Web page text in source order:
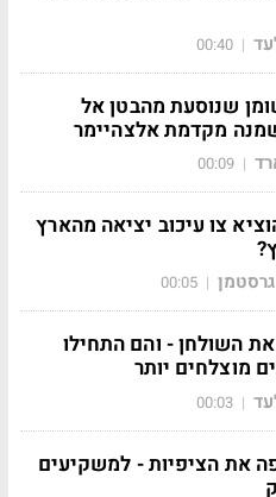
|
00:40
שנוסעת מהבטן אל
מקדמת אלצהיימר
|
00:09
צו עיכוב יציאה מהארץ
גרסטמן |
00:05
השולחן - והם התחילו
מוצלחים יותר
|
00:03
את הציפיות - למשקיעים